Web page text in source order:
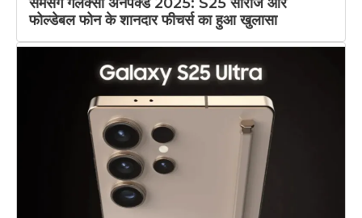
फोल्डेबल फोन के शानदार फीचर्स का हुआ खुलासा